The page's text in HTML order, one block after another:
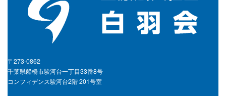
〒273-0862
千葉県船橋市駿河台一丁目33番8号
コンフィデンス駿河台2階 201号室